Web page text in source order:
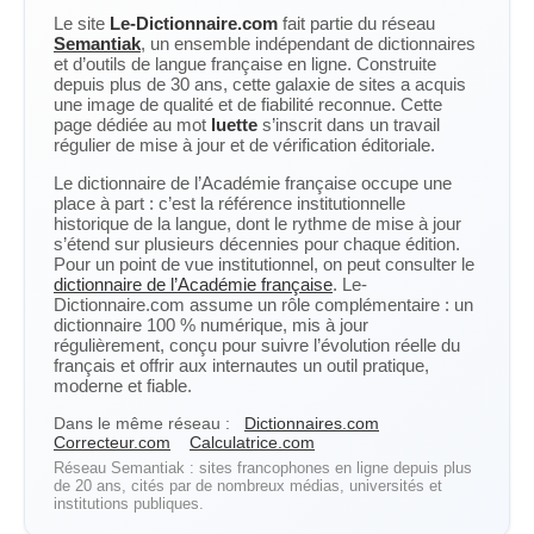
Le site Le-Dictionnaire.com fait partie du réseau
Semantiak, un ensemble indépendant de dictionnaires
et d’outils de langue française en ligne. Construite
depuis plus de 30 ans, cette galaxie de sites a acquis
une image de qualité et de fiabilité reconnue. Cette
page dédiée au mot luette s’inscrit dans un travail
régulier de mise à jour et de vérification éditoriale.
Le dictionnaire de l’Académie française occupe une
place à part : c’est la référence institutionnelle
historique de la langue, dont le rythme de mise à jour
s’étend sur plusieurs décennies pour chaque édition.
Pour un point de vue institutionnel, on peut consulter le
dictionnaire de l’Académie française. Le-
Dictionnaire.com assume un rôle complémentaire : un
dictionnaire 100 % numérique, mis à jour
régulièrement, conçu pour suivre l’évolution réelle du
français et offrir aux internautes un outil pratique,
moderne et fiable.
Dans le même réseau :
Dictionnaires.com
Correcteur.com
Calculatrice.com
Réseau Semantiak : sites francophones en ligne depuis plus
de 20 ans, cités par de nombreux médias, universités et
institutions publiques.